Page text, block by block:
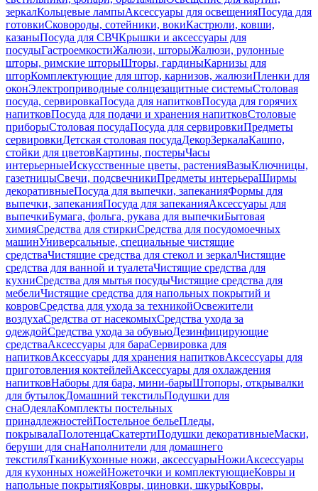
зеркалКольцевые лампыАксессуары для освещенияПосуда для
готовкиСковороды, сотейники, вокиКастрюли, ковши,
казаныПосуда для СВЧКрышки и аксессуары для
посудыГастроемкостиЖалюзи, шторыЖалюзи, рулонные
шторы, римские шторыШторы, гардиныКарнизы для
шторКомплектующие для штор, карнизов, жалюзиПленки для
оконЭлектроприводные солнцезащитные системыСтоловая
посуда, сервировкаПосуда для напитковПосуда для горячих
напитковПосуда для подачи и хранения напитковСтоловые
приборыСтоловая посудаПосуда для сервировкиПредметы
сервировкиДетская столовая посудаДекорЗеркалаКашпо,
стойки для цветовКартины, постерыЧасы
интерьерныеИскусственные цветы, растенияВазыКлючницы,
газетницыСвечи, подсвечникиПредметы интерьераШирмы
декоративныеПосуда для выпечки, запеканияФормы для
выпечки, запеканияПосуда для запеканияАксессуары для
выпечкиБумага, фольга, рукава для выпечкиБытовая
химияСредства для стиркиСредства для посудомоечных
машинУниверсальные, специальные чистящие
средстваЧистящие средства для стекол и зеркалЧистящие
средства для ванной и туалетаЧистящие средства для
кухниСредства для мытья посудыЧистящие средства для
мебелиЧистящие средства для напольных покрытий и
ковровСредства для ухода за техникойОсвежители
воздухаСредства от насекомыхСредства ухода за
одеждойСредства ухода за обувьюДезинфицирующие
средстваАксессуары для бараСервировка для
напитковАксессуары для хранения напитковАксессуары для
приготовления коктейлейАксессуары для охлаждения
напитковНаборы для бара, мини-барыШтопоры, открывалки
для бутылокДомашний текстильПодушки для
снаОдеялаКомплекты постельных
принадлежностейПостельное бельеПледы,
покрывалаПолотенцаСкатертиПодушки декоративныеМаски,
беруши для снаНаполнители для домашнего
текстиляТканиКухонные ножи, аксессуарыНожиАксессуары
для кухонных ножейНожеточки и комплектующиеКовры и
напольные покрытияКовры, циновки, шкурыКовры,